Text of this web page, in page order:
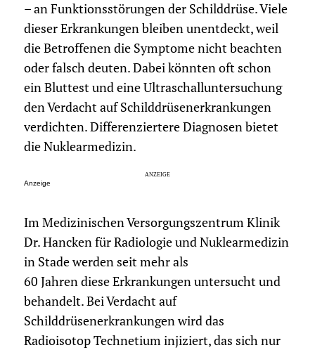
– an Funktionsstörungen der Schilddrüse. Viele
dieser Erkrankungen bleiben unentdeckt, weil
die Betroffenen die Symptome nicht beachten
oder falsch deuten. Dabei könnten oft schon
ein Bluttest und eine Ultraschalluntersuchung
den Verdacht auf Schilddrüsenerkrankungen
verdichten. Differenziertere Diagnosen bietet
die Nuklearmedizin.
Anzeige
Im Medizinischen Versorgungszentrum Klinik
Dr. Hancken für Radiologie und Nuklearmedizin
in Stade werden seit mehr als
60 Jahren diese Erkrankungen untersucht und
behandelt. Bei Verdacht auf
Schilddrüsenerkrankungen wird das
Radioisotop Technetium injiziert, das sich nur